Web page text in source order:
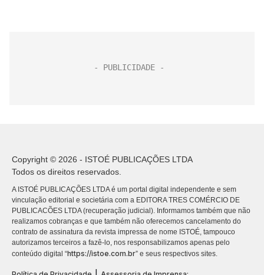
Copyright © 2026 - ISTOÉ PUBLICAÇÕES LTDA
Todos os direitos reservados.
A ISTOÉ PUBLICAÇÕES LTDA é um portal digital independente e sem
vinculação editorial e societária com a EDITORA TRES COMÉRCIO DE
PUBLICACÕES LTDA (recuperação judicial). Informamos também que não
realizamos cobranças e que também não oferecemos cancelamento do
contrato de assinatura da revista impressa de nome ISTOÉ, tampouco
autorizamos terceiros a fazê-lo, nos responsabilizamos apenas pelo
conteúdo digital “https://istoe.com.br” e seus respectivos sites.